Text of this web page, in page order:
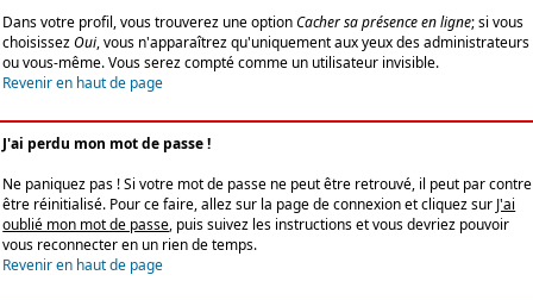
Dans votre profil, vous trouverez une optionCacher sa présence en ligne; si vous
choisissezOui, vous n'apparaîtrez qu'uniquement aux yeux des administrateurs
ou vous-même. Vous serez compté comme un utilisateur invisible.
Revenir en haut de page
J'ai perdu mon mot de passe !
Ne paniquez pas ! Si votre mot de passe ne peut être retrouvé, il peut par contre
être réinitialisé. Pour ce faire, allez sur la page de connexion et cliquez sur J'ai
oublié mon mot de passe, puis suivez les instructions et vous devriez pouvoir
vous reconnecter en un rien de temps.
Revenir en haut de page